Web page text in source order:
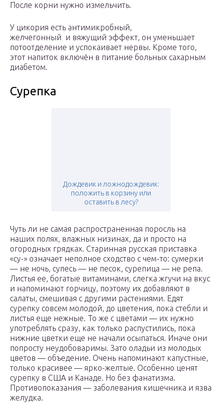
После корни нужно измельчить.
У цикория есть антимикробный,
желчегонный и вяжущий эффект, он уменьшает
потоотделение и успокаивает нервы. Кроме того,
этот напиток включён в питание больных сахарным
диабетом.
Сурепка
Дождевик и ложнодождевик:
положить в корзину или
оставить в лесу?
Чуть ли не самая распространенная поросль на
наших полях, влажных низинах, да и просто на
огородных грядках. Старинная русская приставка
«су-» означает неполное сходство с чем-то: сумерки
— не ночь, супесь — не песок, сурепица — не репа.
Листья ее, богатые витаминами, слегка жгучи на вкус
и напоминают горчицу, поэтому их добавляют в
салаты, смешивая с другими растениями. Едят
сурепку совсем молодой, до цветения, пока стебли и
листья еще нежные. То же с цветами — их нужно
употреблять сразу, как только распустились, пока
нижние цветки еще не начали осыпаться. Иначе они
попросту неудобоваримы. Зато оладьи из молодых
цветов — объедение. Очень напоминают капустные,
только красивее — ярко-желтые. Особенно ценят
сурепку в США и Канаде. Но без фанатизма.
Противопоказания — заболевания кишечника и язва
желудка.